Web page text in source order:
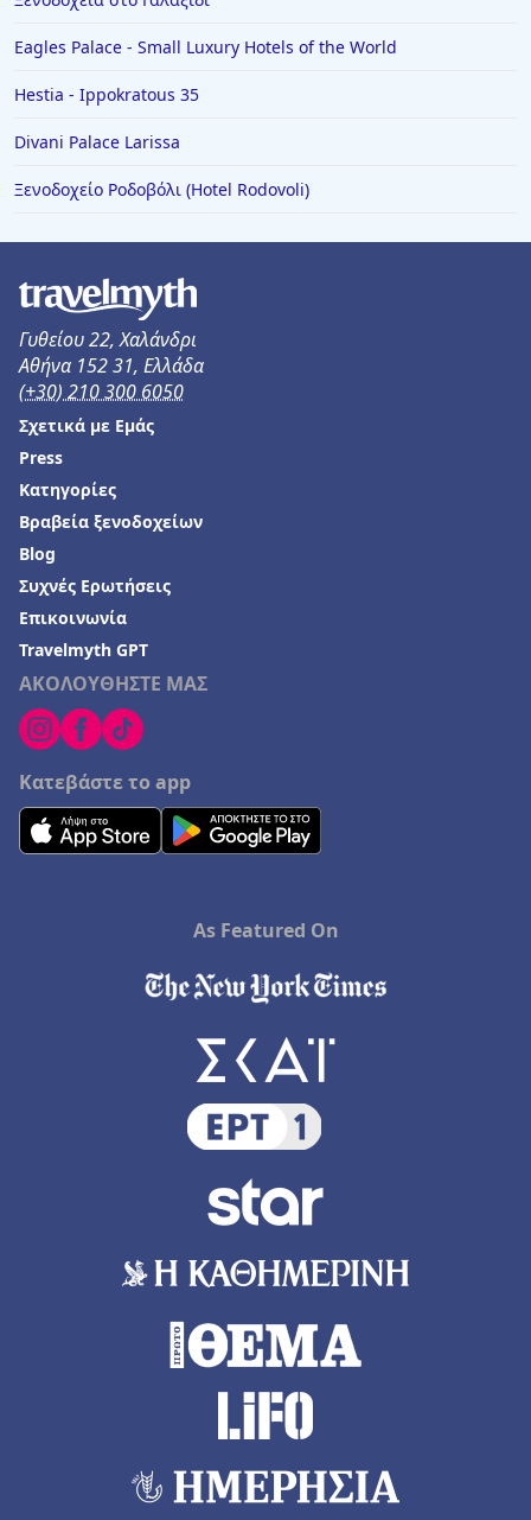
Eagles Palace - Small Luxury Hotels of the World
Hestia - Ippokratous 35
Divani Palace Larissa
Ξενοδοχείο Ροδοβόλι (Hotel Rodovoli)
Γυθείου 22, Χαλάνδρι
Αθήνα 152 31, Ελλάδα
(+30) 210 300 6050
ΑΚΟΛΟΥΘΗΣΤΕ ΜΑΣ
Κατεβάστε το app
Σχετικά με Εμάς
Press
Κατηγορίες
Βραβεία ξενοδοχείων
Blog
Συχνές Ερωτήσεις
Επικοινωνία
Travelmyth GPT
As Featured On